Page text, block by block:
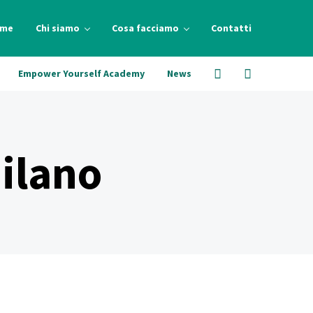
Chi siamo Cosa facciamo Contatti
Empower Yourself Academy News